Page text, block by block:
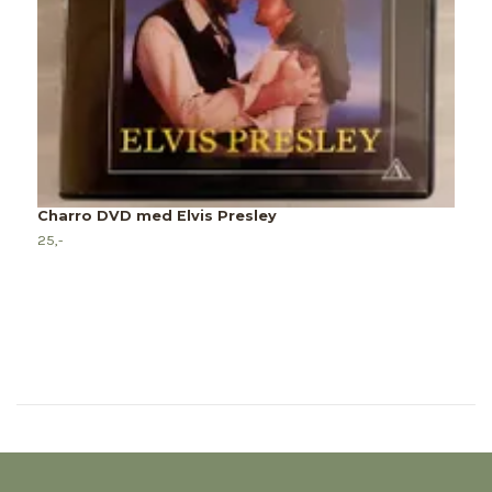
Charro DVD med Elvis Presley
25,-